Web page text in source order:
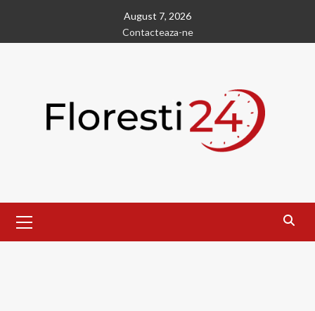
content
August 7, 2026
Contacteaza-ne
Menu